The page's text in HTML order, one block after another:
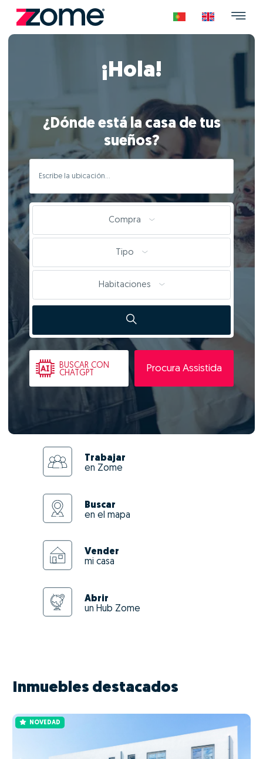
¡Hola!
¿Dónde está la casa de tus
sueños?
Compra
Tipo
Habitaciones
BUSCAR CON
CHATGPT
Procura Assistida
Trabajar
en Zome
Buscar
en el mapa
Vender
mi casa
Abrir
un Hub Zome
Inmuebles destacados
NOVEDAD